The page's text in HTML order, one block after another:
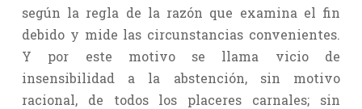
según la regla de la razón que examina el fin
debido y mide las circunstancias convenientes.
Y por este motivo se llama vicio de
insensibilidad a la abstención, sin motivo
racional, de todos los placeres carnales; sin